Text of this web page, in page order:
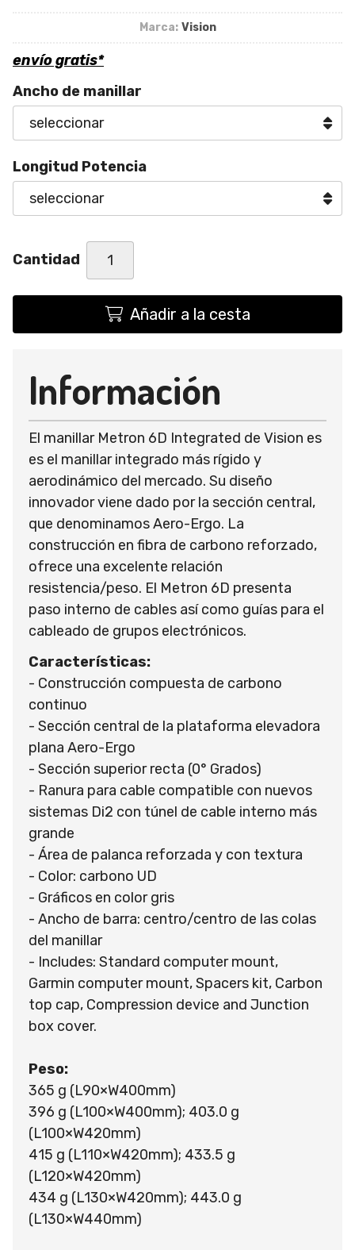
Marca: Vision
envío gratis*
Ancho de manillar
Longitud Potencia
Cantidad
Añadir a la cesta
Información
El manillar Metron 6D Integrated de Vision es
es el manillar integrado más rígido y
aerodinámico del mercado. Su diseño
innovador viene dado por la sección central,
que denominamos Aero-Ergo. La
construcción en fibra de carbono reforzado,
ofrece una excelente relación
resistencia/peso. El Metron 6D presenta
paso interno de cables así como guías para el
cableado de grupos electrónicos.
Características:
- Construcción compuesta de carbono
continuo
- Sección central de la plataforma elevadora
plana Aero-Ergo
- Sección superior recta (0° Grados)
- Ranura para cable compatible con nuevos
sistemas Di2 con túnel de cable interno más
grande
- Área de palanca reforzada y con textura
- Color: carbono UD
- Gráficos en color gris
- Ancho de barra: centro/centro de las colas
del manillar
- Includes: Standard computer mount,
Garmin computer mount, Spacers kit, Carbon
top cap, Compression device and Junction
box cover.
Peso:
365 g (L90×W400mm)
396 g (L100×W400mm); 403.0 g
(L100×W420mm)
415 g (L110×W420mm); 433.5 g
(L120×W420mm)
434 g (L130×W420mm); 443.0 g
(L130×W440mm)